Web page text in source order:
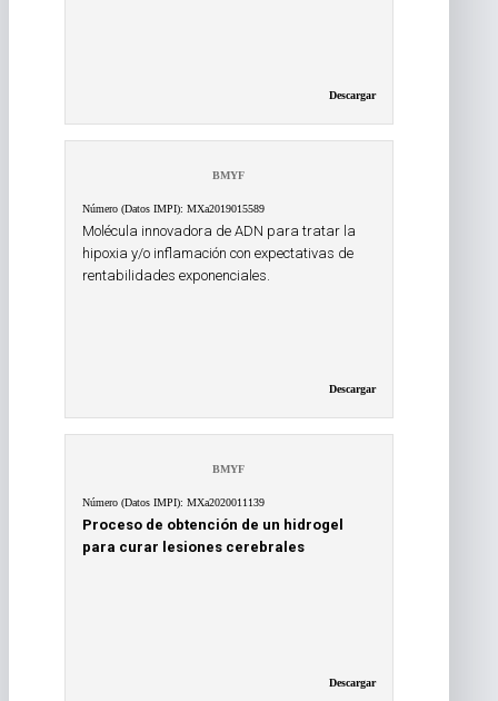
Descargar
BMYF
Número (Datos IMPI): MXa2019015589
Molécula innovadora de ADN para tratar la
hipoxia y/o inflamación con expectativas de
rentabilidades exponenciales.
Descargar
BMYF
Número (Datos IMPI): MXa2020011139
Proceso de obtención de un hidrogel
para curar lesiones cerebrales
Descargar